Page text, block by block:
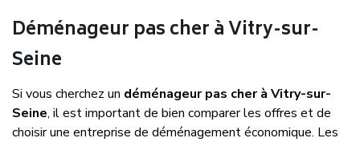
Déménageur pas cher à Vitry-sur-
Seine
Si vous cherchez un déménageur pas cher à Vitry-sur-
Seine, il est important de bien comparer les offres et de
choisir une entreprise de déménagement économique. Les